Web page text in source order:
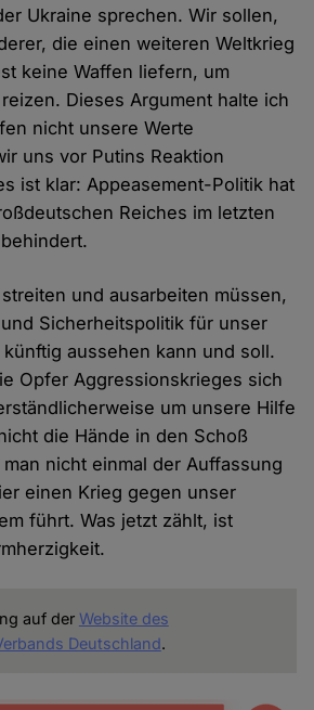
Ukraine sprechen. Wir sollen,
die einen weiteren Weltkrieg
keine Waffen liefern, um
Dieses Argument halte ich
nicht unsere Werte
uns vor Putins Reaktion
ist klar: Appeasement-Politik hat
Reiches im letzten
und ausarbeiten müssen,
Sicherheitspolitik für unser
aussehen kann und soll.
Opfer Aggressionskrieges sich
um unsere Hilfe
die Hände in den Schoß
nicht einmal der Auffassung
einen Krieg gegen unser
führt. Was jetzt zählt, ist
auf der Website des
Deutschland.